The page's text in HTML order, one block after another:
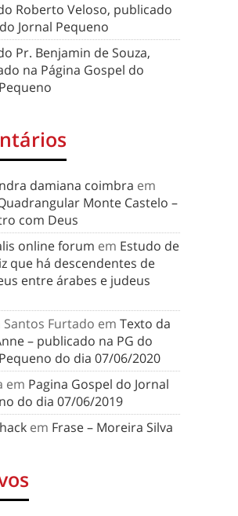
Roberto Veloso, publicado
Jornal Pequeno
Pr. Benjamin de Souza,
na Página Gospel do
damiana coimbra em
Monte Castelo –
com Deus
online forum em Estudo de
que há descendentes de
entre árabes e judeus
Santos Furtado em Texto da
– publicado na PG do
do dia 07/06/2020
em Pagina Gospel do Jornal
do dia 07/06/2019
em Frase – Moreira Silva